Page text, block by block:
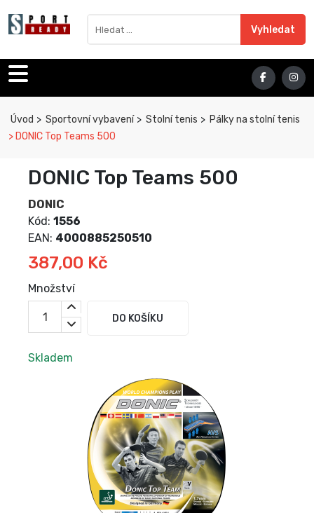
Sport Ready
Vyhledat
Úvod Sportovní vybavení Stolní tenis
Pálky na stolní tenis
DONIC Top Teams 500
DONIC Top Teams 500
DONIC
Kód: 1556
EAN: 4000885250510
387,00 Kč
Množství
DO KOŠÍKU
Skladem